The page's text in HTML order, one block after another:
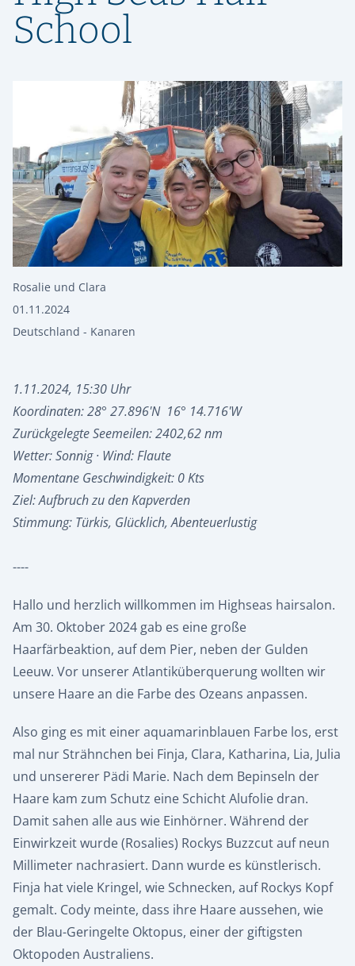
School
Rosalie und Clara
01.11.2024
Deutschland - Kanaren
1.11.2024, 15:30 Uhr
Koordinaten: 28° 27.896'N 16° 14.716'W
Zurückgelegte Seemeilen: 2402,62 nm
Wetter: Sonnig · Wind: Flaute
Momentane Geschwindigkeit: 0 Kts
Ziel: Aufbruch zu den Kapverden
Stimmung: Türkis, Glücklich, Abenteuerlustig
----
Hallo und herzlich willkommen im Highseas hairsalon.
Am 30. Oktober 2024 gab es eine große
Haarfärbeaktion, auf dem Pier, neben der Gulden
Leeuw. Vor unserer Atlantiküberquerung wollten wir
unsere Haare an die Farbe des Ozeans anpassen.
Also ging es mit einer aquamarinblauen Farbe los, erst
mal nur Strähnchen bei Finja, Clara, Katharina, Lia, Julia
und unsererer Pädi Marie. Nach dem Bepinseln der
Haare kam zum Schutz eine Schicht Alufolie dran.
Damit sahen alle aus wie Einhörner. Während der
Einwirkzeit wurde (Rosalies) Rockys Buzzcut auf neun
Millimeter nachrasiert. Dann wurde es künstlerisch.
Finja hat viele Kringel, wie Schnecken, auf Rockys Kopf
gemalt. Cody meinte, dass ihre Haare aussehen, wie
der Blau-Geringelte Oktopus, einer der giftigsten
Oktopoden Australiens.